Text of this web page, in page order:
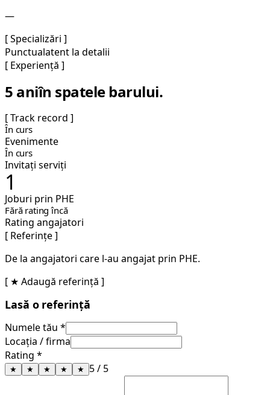
—
[ Specializări ]
Punctualatent la detalii
[ Experiență ]
5 aniîn spatele barului.
[ Track record ]
În curs
Evenimente
În curs
Invitați serviți
1
Joburi prin PHE
Fără rating încă
Rating angajatori
[ Referințe ]
De la angajatori care l-au angajat prin PHE.
[ ★ Adaugă referință ]
Lasă o referință
Numele tău *
Locația / firma
Rating *
★ ★ ★ ★ ★ 5/ 5